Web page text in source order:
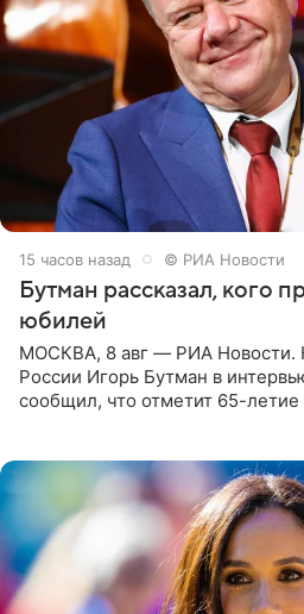
15 часов назад © РИА Новости
Бутман рассказал, кого
юбилей
МОСКВА, 8 авг — РИА Новости.
России Игорь Бутман в
сообщил, что отметит 65-